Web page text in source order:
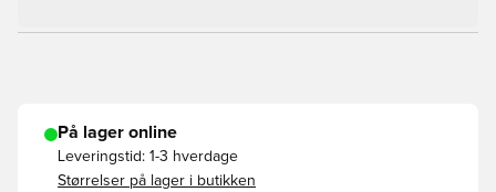
På lager online
Leveringstid: 1-3 hverdage
Størrelser på lager i butikken